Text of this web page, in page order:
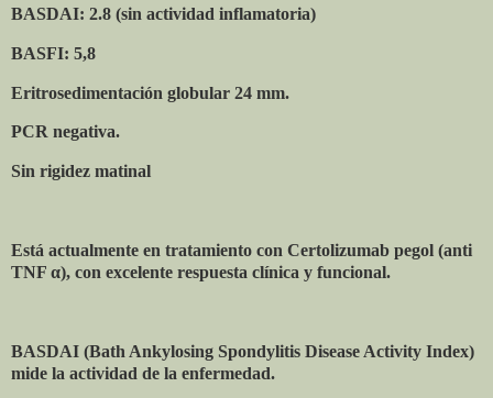
BASDAI: 2.8 (sin actividad inflamatoria)
BASFI: 5,8
Eritrosedimentación globular 24 mm.
PCR negativa.
Sin rigidez matinal
Está actualmente en tratamiento con Certolizumab pegol (anti
TNF α), con excelente respuesta clínica y funcional.
BASDAI (Bath Ankylosing Spondylitis Disease Activity Index)
mide la actividad de la enfermedad.